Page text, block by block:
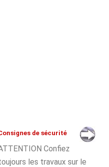
de sécurité
Confiez
les travaux sur le